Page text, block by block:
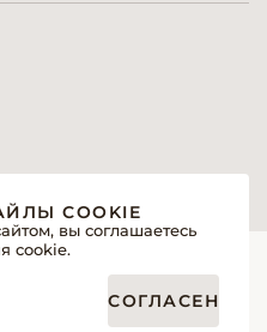
для профессионалов
COOKIE
вы соглашаетесь
cookie.
СОГЛАСЕН